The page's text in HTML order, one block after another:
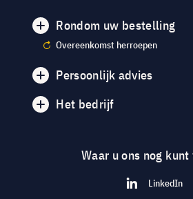
Rondom uw bestelling
Overeenkomst herroepen
Persoonlijk advies
Het bedrijf
Waar u ons nog
LinkedIn